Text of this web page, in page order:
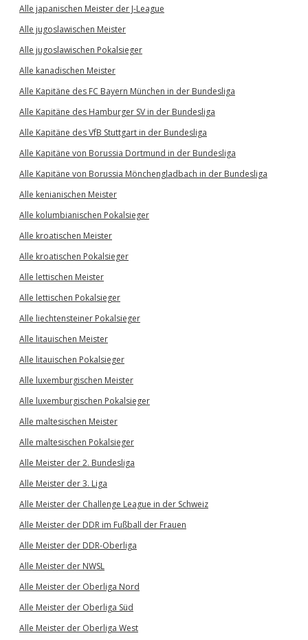
Alle japanischen Meister der J-League
Alle jugoslawischen Meister
Alle jugoslawischen Pokalsieger
Alle kanadischen Meister
Alle Kapitäne des FC Bayern München in der Bundesliga
Alle Kapitäne des Hamburger SV in der Bundesliga
Alle Kapitäne des VfB Stuttgart in der Bundesliga
Alle Kapitäne von Borussia Dortmund in der Bundesliga
Alle Kapitäne von Borussia Mönchengladbach in der Bundesliga
Alle kenianischen Meister
Alle kolumbianischen Pokalsieger
Alle kroatischen Meister
Alle kroatischen Pokalsieger
Alle lettischen Meister
Alle lettischen Pokalsieger
Alle liechtensteiner Pokalsieger
Alle litauischen Meister
Alle litauischen Pokalsieger
Alle luxemburgischen Meister
Alle luxemburgischen Pokalsieger
Alle maltesischen Meister
Alle maltesischen Pokalsieger
Alle Meister der 2. Bundesliga
Alle Meister der 3. Liga
Alle Meister der Challenge League in der Schweiz
Alle Meister der DDR im Fußball der Frauen
Alle Meister der DDR-Oberliga
Alle Meister der NWSL
Alle Meister der Oberliga Nord
Alle Meister der Oberliga Süd
Alle Meister der Oberliga West